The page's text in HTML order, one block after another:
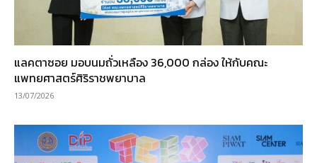
แลคตาซอย มอบนมถั่วเหลือง 36,000 กล่อง ให้กับคณะ
แพทยศาสตร์ศิริราชพยาบาล
13/07/2026